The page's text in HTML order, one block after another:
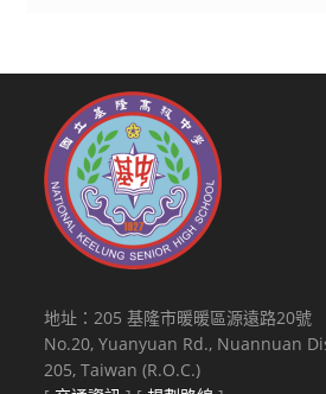
地址：205 基隆市暖暖區源遠路20號
No.20, Yuanyuan Rd., Nuannuan
205, Taiwan (R.O.C.)